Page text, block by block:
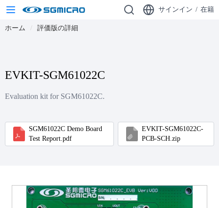
サインイン / 在籍
ホーム 評価版の詳細
EVKIT-SGM61022C
Evaluation kit for SGM61022C.
SGM61022C Demo Board
Test Report.pdf
EVKIT-SGM61022C-
PCB-SCH.zip